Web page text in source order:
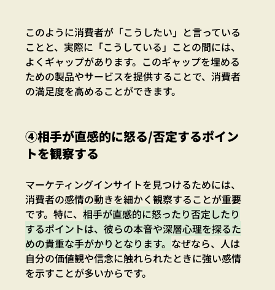
このように消費者が「こうしたい」と言っている
ことと、実際に「こうしている」ことの間には、
よくギャップがあります。このギャップを埋める
ための製品やサービスを提供することで、消費者
の満足度を高めることができます。
④相手が直感的に怒る/否定するポイン
トを観察する
マーケティングインサイトを見つけるためには、
消費者の感情の動きを細かく観察することが重要
です。特に、相手が直感的に怒ったり否定したり
するポイントは、彼らの本音や深層心理を探るた
めの貴重な手がかりとなります。 なぜなら、人は
自分の価値観や信念に触れられたときに強い感情
を示すことが多いからです。